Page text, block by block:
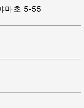
마초 5-55